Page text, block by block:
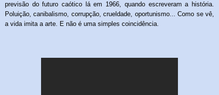
previsão do futuro caótico lá em 1966, quando escreveram ahistória.
Poluição, canibalismo, corrupção, crueldade, oportunismo... Como se vê,
a vida imita a arte. E não é uma simples coincidência.